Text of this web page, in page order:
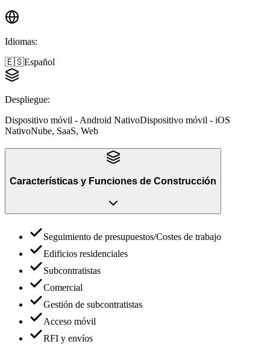
Idiomas:
🇪🇸Español
Despliegue:
Dispositivo móvil - Android NativoDispositivo móvil - iOS
NativoNube, SaaS, Web
Características y Funciones de Construcción
Seguimiento de presupuestos/Costes de trabajo
Edificios residenciales
Subcontratistas
Comercial
Gestión de subcontratistas
Acceso móvil
RFI y envíos